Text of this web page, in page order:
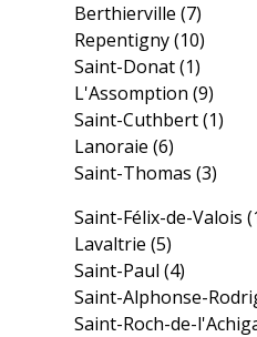
Berthierville(7)
Repentigny(10)
Saint-Donat(1)
L'Assomption(9)
Saint-Cuthbert(1)
Lanoraie(6)
Saint-Thomas(3)
Saint-Félix-de-Valois
Lavaltrie(5)
Saint-Paul(4)
Saint-Alphonse-
Saint-Roch-de-